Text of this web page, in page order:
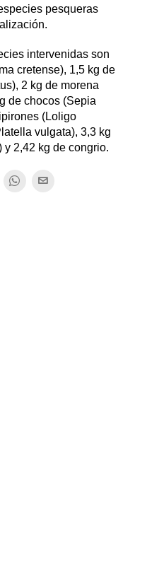
pesqueras
intervenidas son
cretense), 1,5 kg de
2 kg de morena
de chocos (Sepia
(Loligo
vulgata), 3,3 kg
y 2,42 kg de congrio.